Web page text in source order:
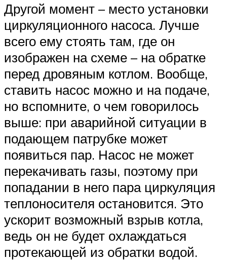
Другой момент – место установки
циркуляционного насоса. Лучше
всего ему стоять там, где он
изображен на схеме – на обратке
перед дровяным котлом. Вообще,
ставить насос можно и на подаче,
но вспомните, о чем говорилось
выше: при аварийной ситуации в
подающем патрубке может
появиться пар. Насос не может
перекачивать газы, поэтому при
попадании в него пара циркуляция
теплоносителя остановится. Это
ускорит возможный взрыв котла,
ведь он не будет охлаждаться
протекающей из обратки водой.